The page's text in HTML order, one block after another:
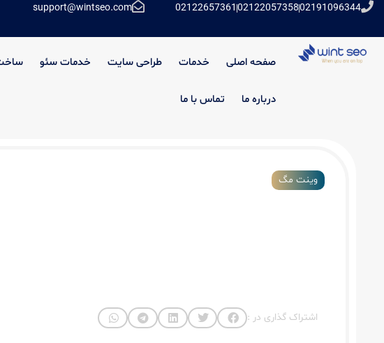
02191096344
02122057358
02122657361
support@wintseo.com
صفحه اصلی خدمات طراحی سایت خدمات سئو
درباره ما تماس با ما
وینت مگ
اشتراک گذاری در :